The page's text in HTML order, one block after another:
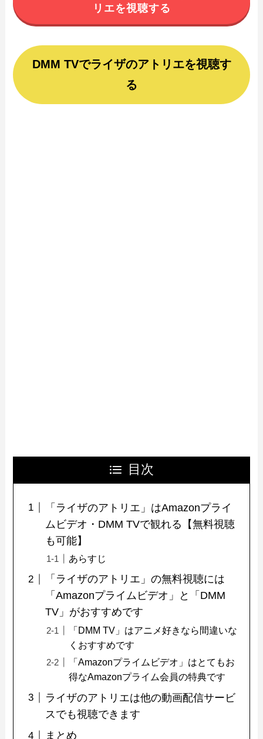
リエを視聴する
DMM TVでライザのアトリエを視聴す
る
目次
「ライザのアトリエ」はAmazonプライ
ムビデオ・DMM TVで観れる【無料視聴
も可能】
あらすじ
「ライザのアトリエ」の無料視聴には
「Amazonプライムビデオ」と「DMM
TV」がおすすめです
「DMM TV」はアニメ好きなら間違いな
くおすすめです
「Amazonプライムビデオ」はとてもお
得なAmazonプライム会員の特典です
ライザのアトリエは他の動画配信サービ
スでも視聴できます
まとめ